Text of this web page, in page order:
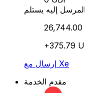
المرسل إليه يستلم
26,744.00
+375.79
إرسال مع Xe
مقدم الخدمة